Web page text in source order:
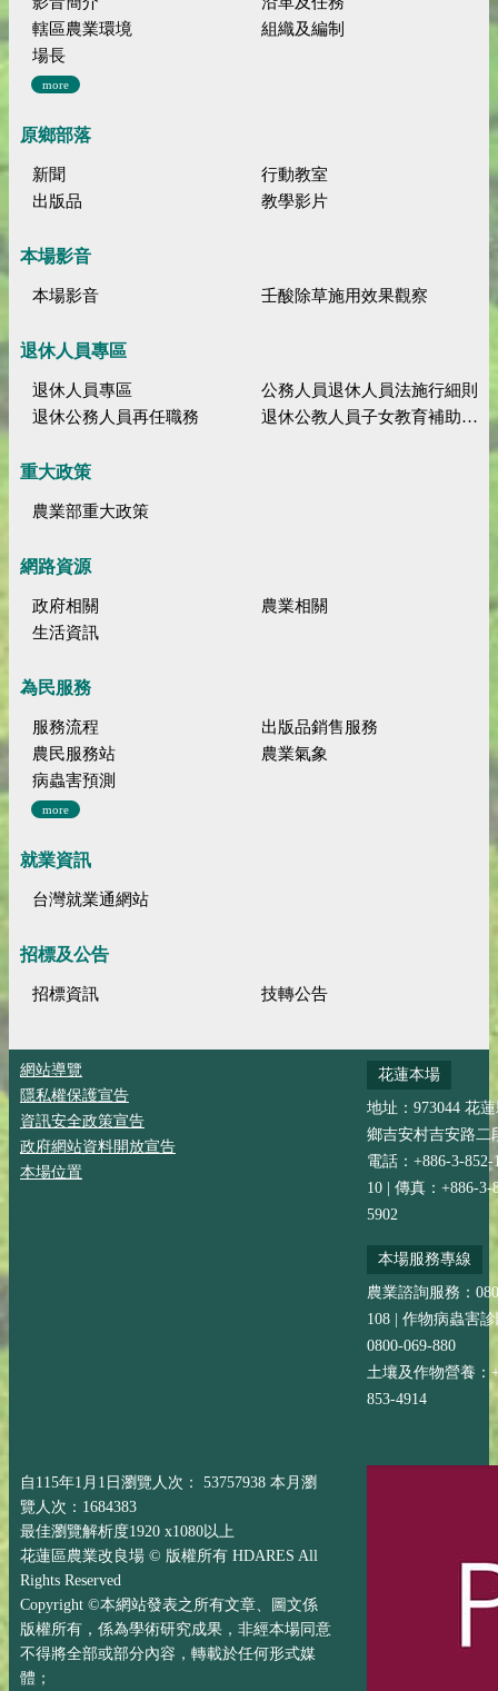
轄區農業環境
組織及編制
場長
more
原鄉部落
新聞
行動教室
出版品
教學影片
本場影音
本場影音 壬酸除草施用效果觀察
退休人員專區
退休人員專區
公務人員退休人員法施行細則
退休公務人員再任職務
退休公教人員子女教育補助規定
重大政策
農業部重大政策
網路資源
政府相關
農業相關
生活資訊
為民服務
服務流程
出版品銷售服務
農民服務站
農業氣象
病蟲害預測
more
就業資訊
台灣就業通網站
招標及公告
招標資訊 技轉公告
網站導覽
隱私權保護宣告
資訊安全政策宣告
政府網站資料開放宣告
本場位置
花蓮本場
地址：973044 花
鄉吉安村吉安路二
電話：+886-3-852-
10 | 傳真：+886-3-
5902
本場服務專線
農業諮詢服務：
108 | 作物病蟲害
0800-069-880
土壤及作物營養：
853-4914
自115年1月1日瀏覽人次： 53757938 本月瀏
覽人次：1684383
最佳瀏覽解析度1920 x1080以上
花蓮區農業改良場 © 版權所有 HDARES All
Rights Reserved
Copyright ©本網站發表之所有文章、圖文係
版權所有，係為學術研究成果，非經本場同意
不得將全部或部分內容，轉載於任何形式媒
體；